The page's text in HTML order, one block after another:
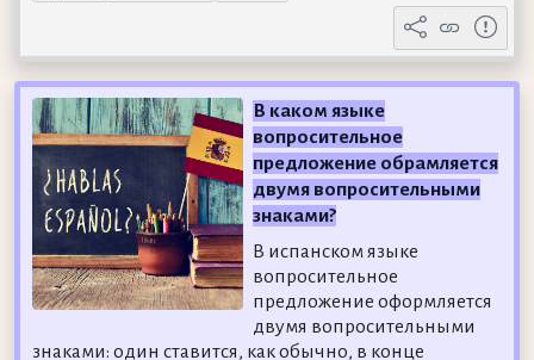
В каком языке
вопросительное
предложение обрамляется
двумя вопросительными
знаками?
В испанском языке
вопросительное
предложение оформляется
двумя вопросительными
знаками: один ставится, как обычно, в конце